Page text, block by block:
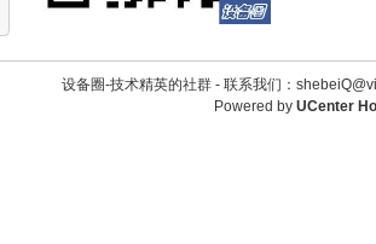
设备圈-技术精英的社群 - 联系我们：
Powered by UCenter